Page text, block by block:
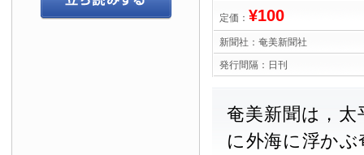
定価： ¥100
新聞社： 奄美新聞社
発行間隔： 日刊
奄美新聞は，
に外海に浮か